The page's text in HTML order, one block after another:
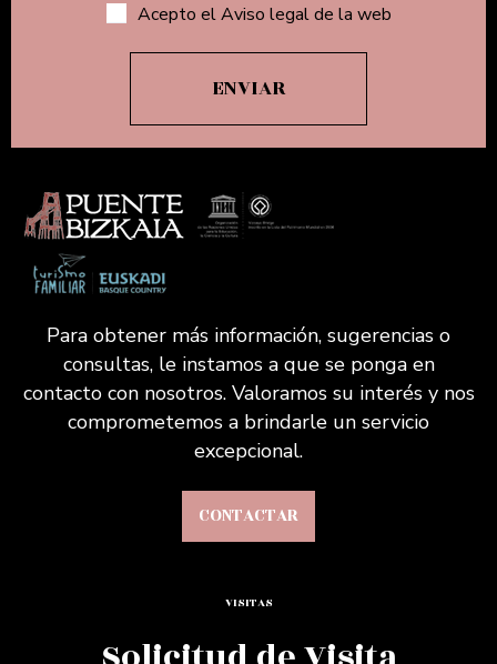
Acepto el Aviso legal de la web
Para obtener más información, sugerencias o
consultas, le instamos a que se ponga en
contacto con nosotros. Valoramos su interés y nos
comprometemos a brindarle un servicio
excepcional.
CONTACTAR
VISITAS